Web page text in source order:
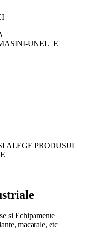
UNELTE
ALEGE PRODUSUL
si Echipamente
macarale, etc